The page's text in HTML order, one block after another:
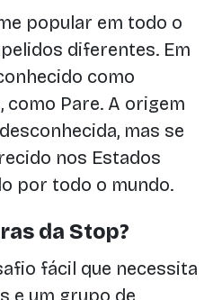
popular em todo o
diferentes. Em
como
como Pare. A origem
mas se
nos Estados
por todo o mundo.
da Stop?
fácil que necessita
e um grupo de